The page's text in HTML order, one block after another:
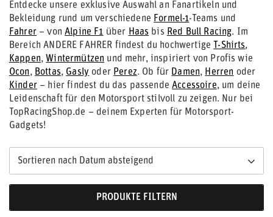
Entdecke unsere exklusive Auswahl an Fanartikeln und
Bekleidung rund um verschiedene Formel-1-Teams und
Fahrer– vonAlpine F1 über Haas bis Red Bull Racing. Im
Bereich ANDERE FAHRER findest du hochwertige T-Shirts,
Kappen, Wintermützen und mehr, inspiriert von Profis wie
Ocon, Bottas, Gasly oder Perez. Ob für Damen, Herren oder
Kinder– hier findest du das passendeAccessoire, um deine
Leidenschaft für den Motorsport stilvoll zu zeigen. Nur bei
TopRacingShop.de – deinem Experten für Motorsport-
Gadgets!
Sortieren nach Datum absteigend
PRODUKTE FILTERN